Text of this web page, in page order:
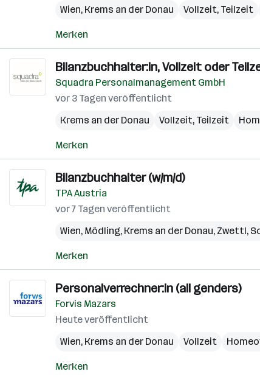
Wien, Krems an der Donau Vollzeit, Teilzeit
Merken
Bilanzbuchhalter:in, Vollzeit oder
Squadra Personalmanagement GmbH
vor 3 Tagen veröffentlicht
Krems an der Donau
Vollzeit, Teilzeit
Merken
Bilanzbuchhalter (w/m/d)
TPA Austria
vor 7 Tagen veröffentlicht
Wien, Mödling, Krems an der Donau, Zwettl,
Merken
Personalverrechner:in (all genders)
Forvis Mazars
Heute veröffentlicht
Wien, Krems an der Donau Vollzeit
Merken